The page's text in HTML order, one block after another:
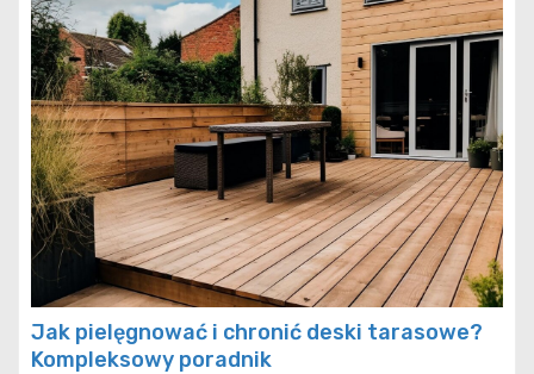
Jak pielęgnować i chronić deski tarasowe?
Kompleksowy poradnik